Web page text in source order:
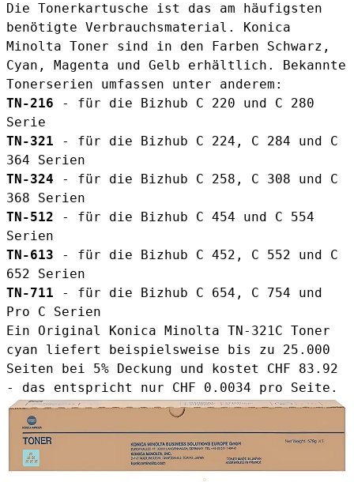
Die Tonerkartusche ist das am häufigsten
benötigte Verbrauchsmaterial. Konica
Minolta Toner sind in den Farben Schwarz,
Cyan, Magenta und Gelb erhältlich. Bekannte
Tonerserien umfassen unter anderem:
TN-216 - für die Bizhub C 220 und C 280
Serie
TN-321 - für die Bizhub C 224, C 284 und C
364 Serien
TN-324 - für die Bizhub C 258, C 308 und C
368 Serien
TN-512 - für die Bizhub C 454 und C 554
Serien
TN-613 - für die Bizhub C 452, C 552 und C
652 Serien
TN-711 - für die Bizhub C 654, C 754 und
Pro C Serien
Ein Original Konica Minolta TN-321C Toner
cyan liefert beispielsweise bis zu 25.000
Seiten bei 5% Deckung und kostet CHF 83.92
- das entspricht nur CHF 0.0034 pro Seite.